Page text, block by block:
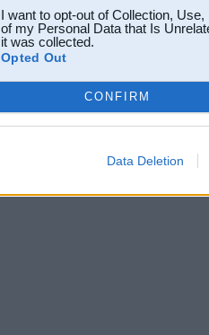
I want to opt-out of Collection,
of my Personal Data that Is
it was collected.
Opted Out
CONFIRM
Data Deletion